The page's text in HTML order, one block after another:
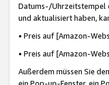
Datums-/Uhrzeitstempel
und aktualisiert haben,
• Preis auf [Amazon-
• Preis auf [Amazon-
Außerdem müssen Sie
ein Pop-up-Fenster, ein